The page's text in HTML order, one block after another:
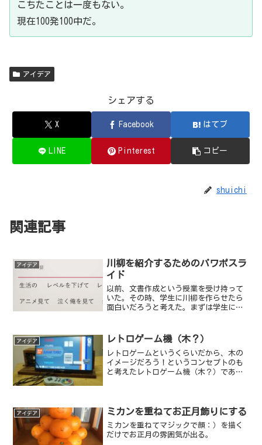
こちたことは一度もない。
現在100発100中だ。
アイデア
シェアする
X Facebook はてブ
LINE Pinterest コピー
shuichi
関連記事
アイデア
川柳を紹介するためのパワポスラ
イド
以前、文書作成という授業を受け持って
いた。その時、学生に川柳を作らせたら
面白いだろうと考えた。まずは学生に対
ればスライドします）スライドの中で紹
介している川柳は五・七・...
アイデア レトロゲーム機（木？）
レトロゲームというくらいだから、木の
イメージだろう！というコンセプトのも
と考えたレトロゲーム機（木？）であ
アイデア ミカンを重ねてお正月飾りにする
ミカンを重ねてマジックで顔：）を描く
だけでお正月の雰囲気が出る。